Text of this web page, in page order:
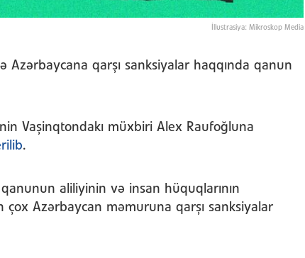
İllustrasiya: Mikroskop Media
qarşı sanksiyalar haqqında qanun
Vaşinqtondakı müxbiri Alex Raufoğluna
.
aliliyinin və insan hüquqlarının
çox Azərbaycan məmuruna qarşı sanksiyalar